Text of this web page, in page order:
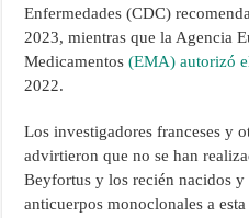
Enfermedades (CDC)
2023, mientras que la Agencia
Medicamentos(EMA) autorizó
2022.
Los investigadores franceses y
advirtieron que no se han
Beyfortus y los recién nacidos
anticuerpos monoclonales a